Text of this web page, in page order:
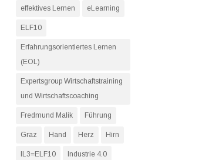
effektives Lernen eLearning
ELF10
Erfahrungsorientiertes Lernen
(EOL)
Expertsgroup Wirtschaftstraining
und Wirtschaftscoaching
Fredmund Malik Führung
Graz Hand Herz Hirn
IL3=ELF10 Industrie 4.0